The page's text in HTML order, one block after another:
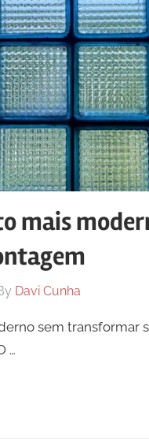
mais
Davi Cunha
sem transformar
…